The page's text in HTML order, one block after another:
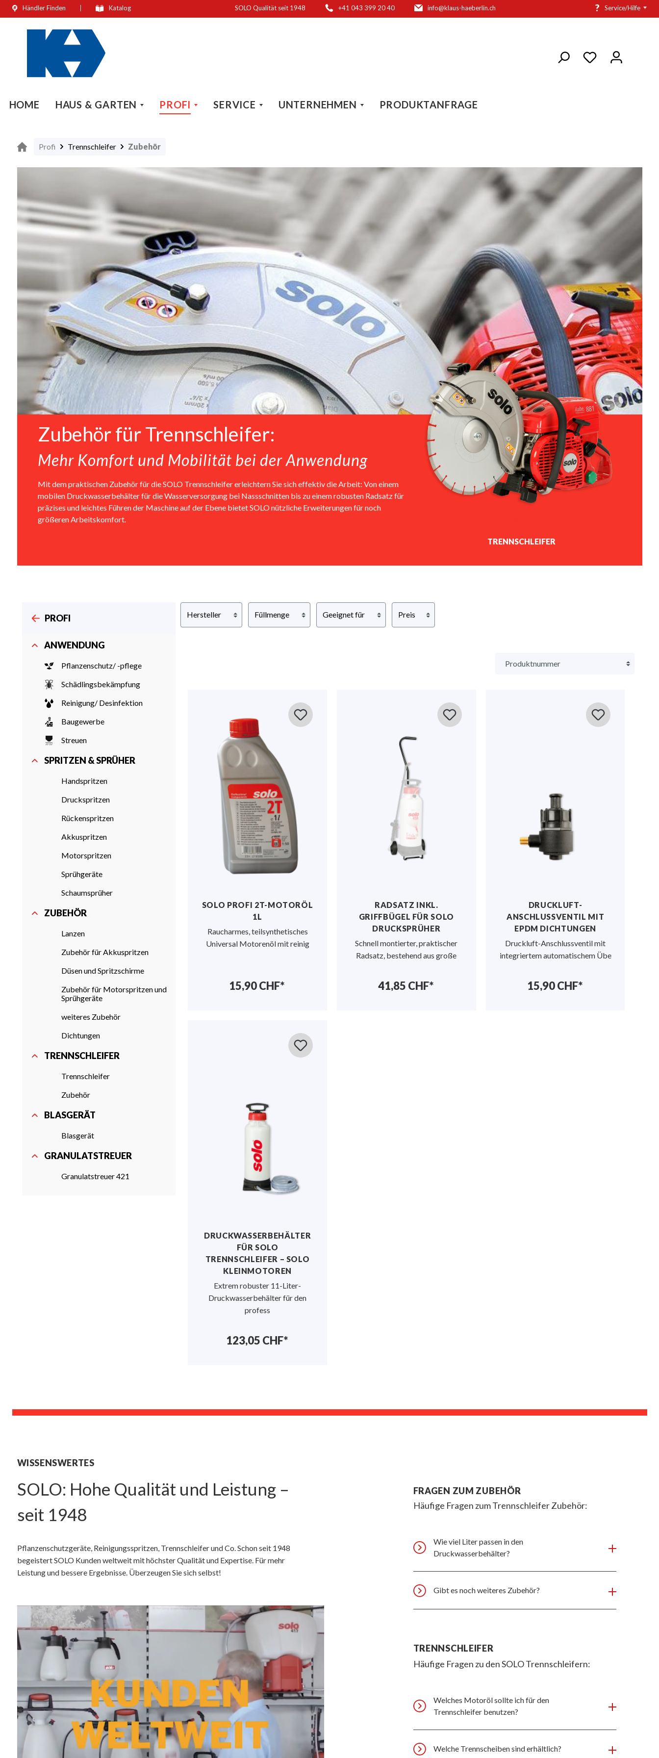
Zur Hauptnavigation springen
Händler Finden Katalog SOLO Qualität seit 1948 +41 043 399 20 40 info@klaus-haeberlin.ch ? Service/Hilfe
HOME HAUS & GARTEN PROFI SERVICE UNTERNEHMEN PRODUKTANFRAGE
Profi Trennschleifer Zubehör
Zubehör für Trennschleifer:
Mehr Komfort und Mobilität bei der Anwendung
Mit dem praktischen Zubehör für die SOLO Trennschleifer erleichtern Sie sich effektiv die Arbeit: Von einem
mobilen Druckwasserbehälter für die Wasserversorgung bei Nassschnitten bis zu einem robusten Radsatz für
präzises und leichtes Führen der Maschine auf der Ebene bietet SOLO nützliche Erweiterungen für noch
größeren Arbeitskomfort.
TRENNSCHLEIFER
PROFI
ANWENDUNG
Pflanzenschutz/ -pflege
Schädlingsbekämpfung
Reinigung/ Desinfektion
Baugewerbe
Streuen
SPRITZEN & SPRÜHER
Handspritzen
Druckspritzen
Rückenspritzen
Akkuspritzen
Motorspritzen
Sprühgeräte
Schaumsprüher
ZUBEHÖR
Lanzen
Zubehör für Akkuspritzen
Düsen und Spritzschirme
Zubehör für Motorspritzen und
Sprühgeräte
weiteres Zubehör
Dichtungen
TRENNSCHLEIFER
Trennschleifer
Zubehör
BLASGERÄT
Blasgerät
GRANULATSTREUER
Granulatstreuer 421
Hersteller Füllmenge Geeignet für Preis
SOLO PROFI 2T-MOTORÖL
1L
Raucharmes, teilsynthetisches
Universal Motorenöl mit reinig
15,90 CHF*
RADSATZ INKL.
GRIFFBÜGEL FÜR SOLO
DRUCKSPRÜHER
Schnell montierter, praktischer
Radsatz, bestehend aus große
41,85 CHF*
DRUCKLUFT-
ANSCHLUSSVENTIL MIT
EPDM DICHTUNGEN
Druckluft-Anschlussventil mit
integriertem automatischem Übe
15,90 CHF*
DRUCKWASSERBEHÄLTER
FÜR SOLO
TRENNSCHLEIFER – SOLO
KLEINMOTOREN
Extrem robuster 11-Liter-
Druckwasserbehälter für den
profess
123,05 CHF*
WISSENSWERTES
SOLO: Hohe Qualität und Leistung –
seit 1948
Pflanzenschutzgeräte, Reinigungsspritzen, Trennschleifer und Co. Schon seit 1948
begeistert SOLO Kunden weltweit mit höchster Qualität und Expertise. Für mehr
Leistung und bessere Ergebnisse. Überzeugen Sie sich selbst!
FRAGEN ZUM ZUBEHÖR
Häufige Fragen zum Trennschleifer Zubehör:
Wie viel Liter passen in den
Druckwasserbehälter?
Gibt es noch weiteres Zubehör?
TRENNSCHLEIFER
Häufige Fragen zu den SOLO Trennschleifern:
Welches Motoröl sollte ich für den
Trennschleifer benutzen?
Welche Trennscheiben sind erhältlich?